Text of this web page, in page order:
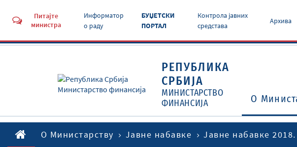
Питајте
министра
Информатор
о раду
БУЏЕТСКИ
ПОРТАЛ
Контрола јавних
средстава
Архива
РЕПУБЛИКА
СРБИЈА
МИНИСТАРСТВО
ФИНАНСИЈА
O
O Министарству Јавне набавке Јавне набавке 2018.